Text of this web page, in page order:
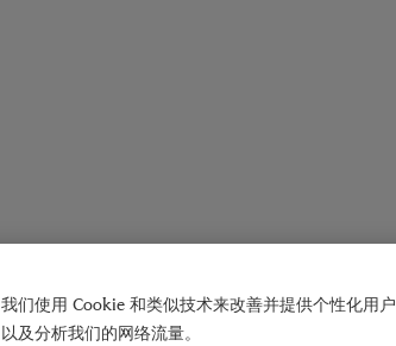
我们使用 Cookie 和类似技术来改善并提供个性化用
以及分析我们的网络流量。